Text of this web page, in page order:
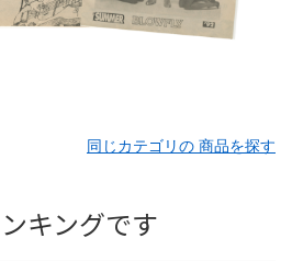
同じカテゴリの 商品を探す
キングです